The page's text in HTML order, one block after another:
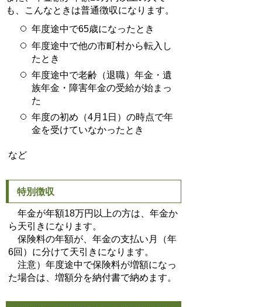
も、こんなときは普通徴収になります。
年度途中で65歳になったとき
年度途中で他の市町村から転入し
たとき
年度途中で老齢（退職）年金・遺
族年金・障害年金の受給が始まっ
た
年度の初め（4月1日）の時点で年
金を受けていなかったとき
など
特別徴収
年金が年額18万円以上の方は、年金か
ら天引きになります。
保険料の年額が、年金の支払い月（年
6回）に分けて天引きになります。
注意）年度途中で保険料が増額になっ
た場合は、増額分を納付書で納めます。